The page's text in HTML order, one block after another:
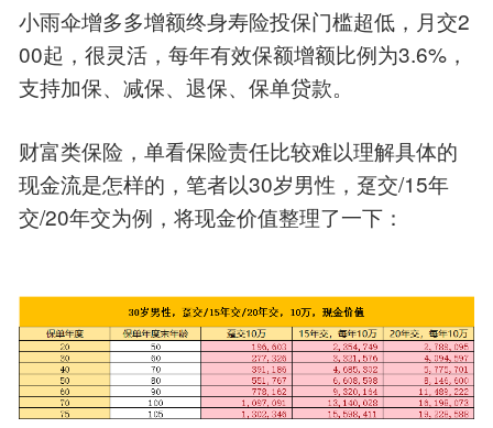
小雨伞增多多增额终身寿险投保门槛超低，月交2
00起，很灵活，每年有效保额增额比例为3.6%，
支持加保、减保、退保、保单贷款。
财富类保险，单看保险责任比较难以理解具体的
现金流是怎样的，笔者以30岁男性，趸交/15年
交/20年交为例，将现金价值整理了一下：